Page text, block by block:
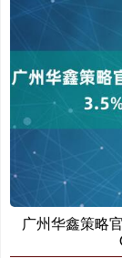
广州华鑫策略